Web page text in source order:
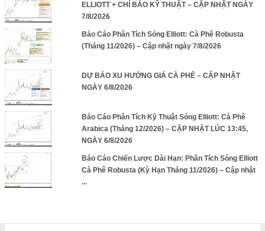
ELLIOTT + CHỈ BÁO KỸ THUẬT – CẬP NHẬT NGÀY
7/8/2026
Báo Cáo Phân Tích Sóng Elliott: Cà Phê Robusta
(Tháng 11/2026) – Cập nhật ngày 7/8/2026
DỰ BÁO XU HƯỚNG GIÁ CÀ PHÊ – CẬP NHẬT
NGÀY 6/8/2026
Báo Cáo Phân Tích Kỹ Thuật Sóng Elliott: Cà Phê
Arabica (Tháng 12/2026) – CẬP NHẬT LÚC 13:45,
NGÀY 6/8/2026
Báo Cáo Chiến Lược Dài Hạn: Phân Tích Sóng Elliott
Cà Phê Robusta (Kỳ Hạn Tháng 11/2026) – Cập nhật
...